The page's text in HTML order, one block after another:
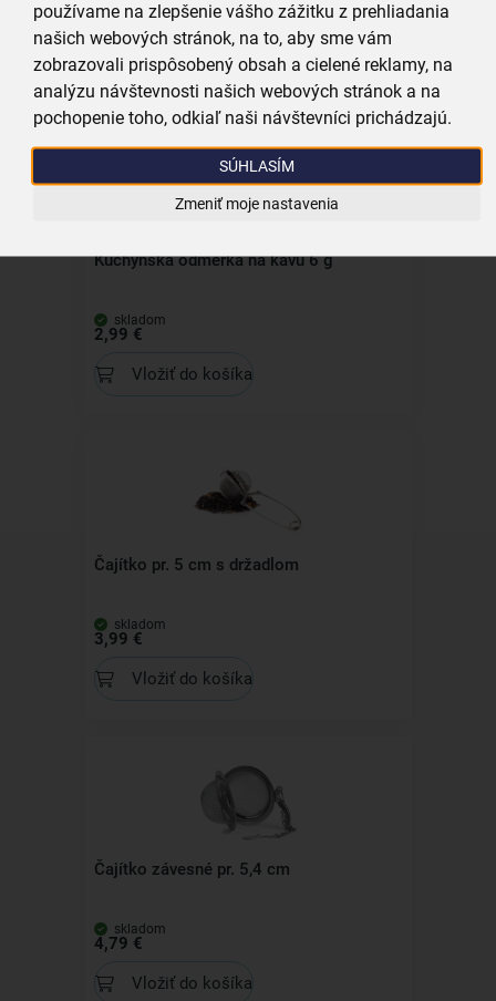
používame na zlepšenie vášho zážitku z prehliadania
našich webových stránok, na to, aby sme vám
zobrazovali prispôsobený obsah a cielené reklamy, na
analýzu návštevnosti našich webových stránok a na
pochopenie toho, odkiaľ naši návštevníci prichádzajú.
SÚHLASÍM
Zmeniť moje nastavenia
Všechny produkty
Související produkty
Kuchynská odmerka na kávu 6 g
skladom
2,99 €
Vložiť do košíka
Čajítko pr. 5 cm s držadlom
skladom
3,99 €
Vložiť do košíka
Čajítko závesné pr. 5,4 cm
skladom
4,79 €
Vložiť do košíka